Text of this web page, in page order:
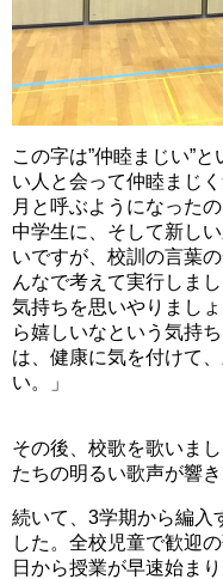
この字は”仲睦まじい”
い人と会って仲睦まじ
月と呼ぶようになった
中学生に、そして新し
いですが、校訓の言葉
んなで考えて実行しま
気持ちを思いやりまし
ら嬉しいなという気持
は、健康に気を付けて
い。」
その後、校歌を歌いま
たちの明るい歌声が響き
続いて、3学期から編入
した。全校児童で歓迎
日から授業が早速始ま